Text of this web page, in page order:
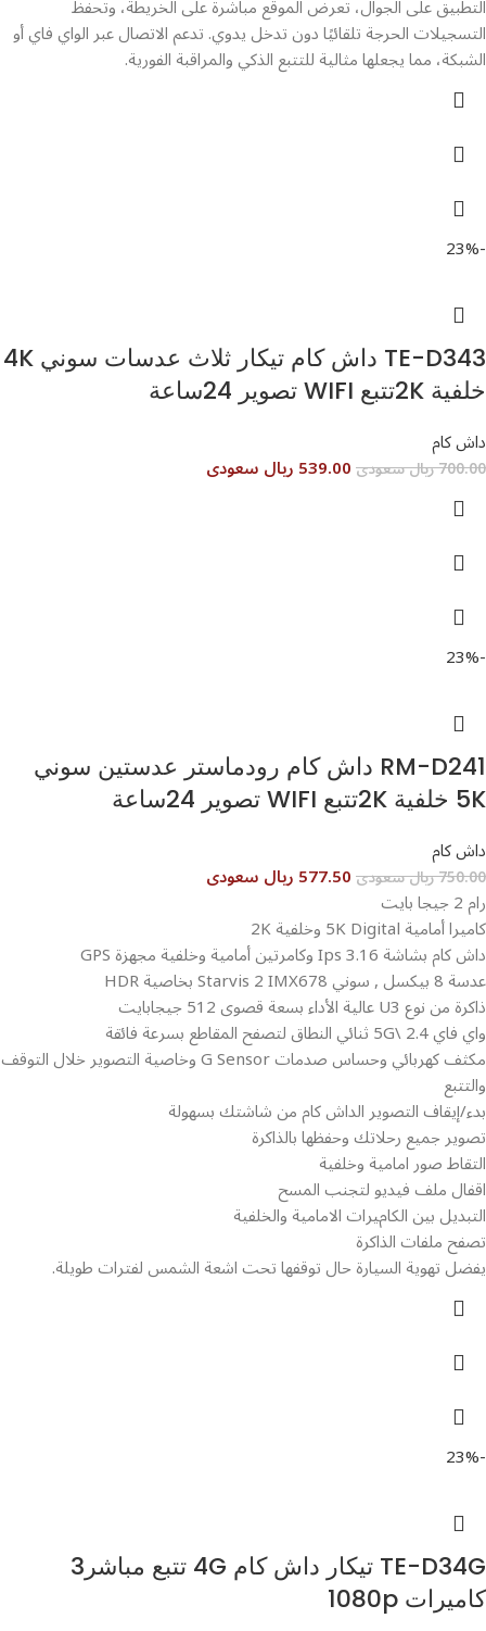
التطبيق على الجوال، تعرض الموقع مباشرة على الخريطة، وتحفظ
التسجيلات الحرجة تلقائيًا دون تدخل يدوي. تدعم الاتصال عبر الواي فاي أو
الشبكة، مما يجعلها مثالية للتتبع الذكي والمراقبة الفورية.
-23%
TE-D343 داش كام تيكار ثلاث عدسات سوني 4K
خلفية 2Kتتبع WIFI تصوير 24ساعة
داش كام
700.00 ريال سعودى 539.00 ريال سعودى
-23%
RM-D241 داش كام رودماستر عدستين سوني
5K خلفية 2Kتتبع WIFI تصوير 24ساعة
داش كام
750.00 ريال سعودى 577.50 ريال سعودى
رام 2 جيجا بايت
كاميرا أمامية 5K Digital وخلفية 2K
داش كام بشاشة 3.16 Ips وكامرتين أمامية وخلفية مجهزة GPS
عدسة 8 بيكسل , سوني Starvis 2 IMX678 بخاصية HDR
ذاكرة من نوع U3 عالية الأداء بسعة قصوى 512 جيجابايت
واي فاي 2.4 \5G ثنائي النطاق لتصفح المقاطع بسرعة فائقة
مكثف كهربائي وحساس صدمات G Sensor وخاصية التصوير خلال التوقف
والتتبع
بدء/إيقاف التصوير الداش كام من شاشتك بسهولة
تصوير جميع رحلاتك وحفظها بالذاكرة
التقاط صور امامية وخلفية
اقفال ملف فيديو لتجنب المسح
التبديل بين الكامﻴﺮات الامامية والخلفية
تصفح ملفات الذاكرة
يفضل تهوية السيارة حال توقفها تحت اشعة الشمس لفترات طويلة.
-23%
TE-D34G تيكار داش كام 4G تتبع مباشر3
كاميرات 1080p